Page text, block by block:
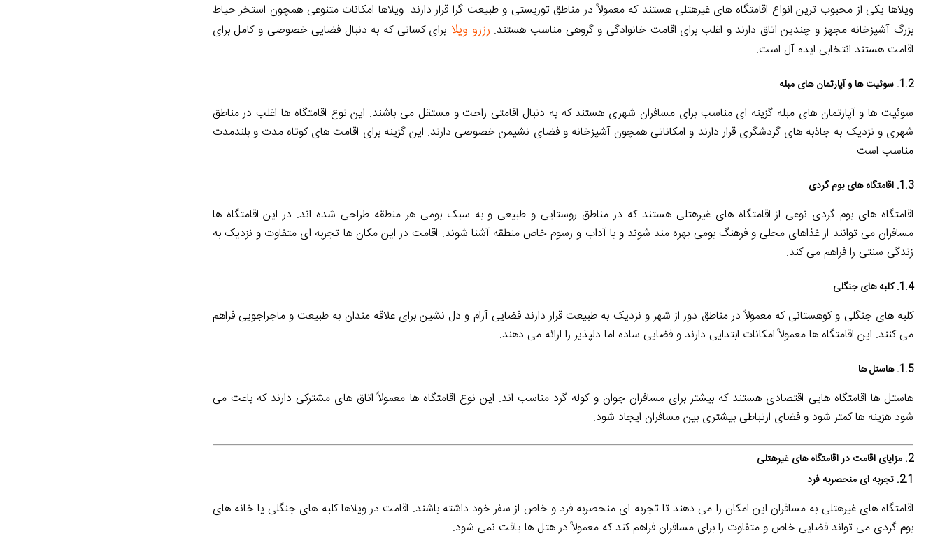
ویلاها یکی از محبوب ترین انواع اقامتگاه های غیرهتلی هستند که معمولاً در مناطق توریستی و طبیعت گرا قرار دارند. ویلاها امکانات متنوعی همچون استخر حیاط
بزرگ آشپزخانه مجهز و چندین اتاق دارند و اغلب برای اقامت خانوادگی و گروهی مناسب هستند. رزرو ویلابرای کسانی که به دنبال فضایی خصوصی و کامل برای
اقامت هستند انتخابی ایده آل است.
1.2. سوئیت ها و آپارتمان های مبله
سوئیت ها و آپارتمان های مبله گزینه ای مناسب برای مسافران شهری هستند که به دنبال اقامتی راحت و مستقل می باشند. این نوع اقامتگاه ها اغلب در مناطق
شهری و نزدیک به جاذبه های گردشگری قرار دارند و امکاناتی همچون آشپزخانه و فضای نشیمن خصوصی دارند. این گزینه برای اقامت های کوتاه مدت و بلندمدت
مناسب است.
1.3. اقامتگاه های بوم گردی
اقامتگاه های بوم گردی نوعی از اقامتگاه های غیرهتلی هستند که در مناطق روستایی و طبیعی و به سبک بومی هر منطقه طراحی شده اند. در این اقامتگاه ها
مسافران می توانند از غذاهای محلی و فرهنگ بومی بهره مند شوند و با آداب و رسوم خاص منطقه آشنا شوند. اقامت در این مکان ها تجربه ای متفاوت و نزدیک به
زندگی سنتی را فراهم می کند.
1.4. کلبه های جنگلی
کلبه های جنگلی و کوهستانی که معمولاً در مناطق دور از شهر و نزدیک به طبیعت قرار دارند فضایی آرام و دل نشین برای علاقه مندان به طبیعت و ماجراجویی فراهم
می کنند. این اقامتگاه ها معمولاً امکانات ابتدایی دارند و فضایی ساده اما دلپذیر را ارائه می دهند.
1.5. هاستل ها
هاستل ها اقامتگاه هایی اقتصادی هستند که بیشتر برای مسافران جوان و کوله گرد مناسب اند. این نوع اقامتگاه ها معمولاً اتاق های مشترکی دارند که باعث می
شود هزینه ها کمتر شود و فضای ارتباطی بیشتری بین مسافران ایجاد شود.
2. مزایای اقامت در اقامتگاه های غیرهتلی
2.1. تجربه ای منحصربه فرد
اقامتگاه های غیرهتلی به مسافران این امکان را می دهند تا تجربه ای منحصربه فرد و خاص از سفر خود داشته باشند. اقامت در ویلاها کلبه های جنگلی یا خانه های
بوم گردی می تواند فضایی خاص و متفاوت را برای مسافران فراهم کند که معمولاً در هتل ها یافت نمی شود.